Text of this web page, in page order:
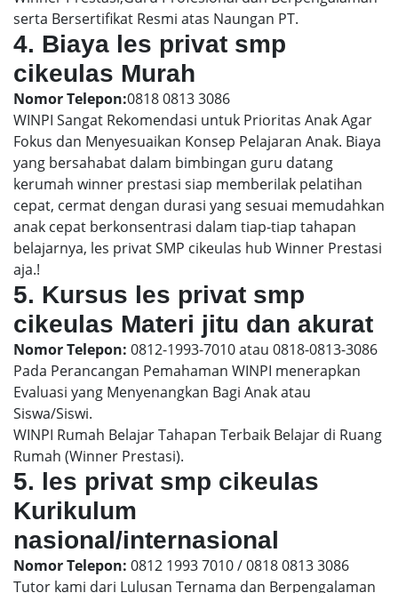
serta Bersertifikat Resmi atas Naungan PT.
4. Biaya les privat smp
cikeulas Murah
Nomor Telepon:0818 0813 3086
WINPI Sangat Rekomendasi untuk Prioritas Anak Agar
Fokus dan Menyesuaikan Konsep Pelajaran Anak. Biaya
yang bersahabat dalam bimbingan guru datang
kerumah winner prestasi siap memberilak pelatihan
cepat, cermat dengan durasi yang sesuai memudahkan
anak cepat berkonsentrasi dalam tiap-tiap tahapan
belajarnya, les privat SMP cikeulas hub Winner Prestasi
aja.!
5. Kursus les privat smp
cikeulas Materi jitu dan akurat
Nomor Telepon: 0812-1993-7010 atau 0818-0813-3086
Pada Perancangan Pemahaman WINPI menerapkan
Evaluasi yang Menyenangkan Bagi Anak atau
Siswa/Siswi.
WINPI Rumah Belajar Tahapan Terbaik Belajar di Ruang
Rumah (Winner Prestasi).
5. les privat smp cikeulas
Kurikulum
nasional/internasional
Nomor Telepon: 0812 1993 7010 / 0818 0813 3086
Tutor kami dari Lulusan Ternama dan Berpengalaman